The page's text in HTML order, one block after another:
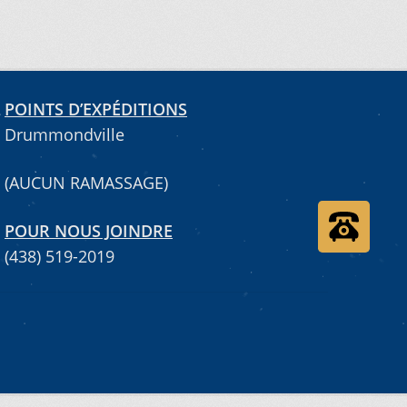
POINTS D’EXPÉDITIONS
Drummondville
(AUCUN RAMASSAGE)
POUR NOUS JOINDRE
(438) 519-2019